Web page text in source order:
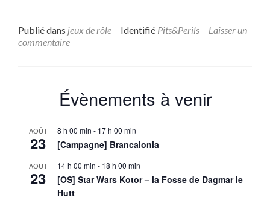
Publié dans jeux de rôle Identifié Pits&Perils
Laisser un
commentaire
Évènements à venir
AOÛT
23
8 h 00 min - 17 h 00 min
[Campagne] Brancalonia
AOÛT
23
14 h 00 min - 18 h 00 min
[OS] Star Wars Kotor – la Fosse de Dagmar le
Hutt